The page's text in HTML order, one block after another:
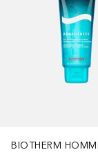
BIOTHERM